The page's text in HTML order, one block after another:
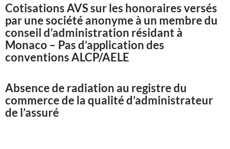
Cotisations AVS sur les honoraires versés
par une société anonyme à un membre du
conseil d’administration résidant à
Monaco – Pas d’application des
conventions ALCP/AELE
Absence de radiation au registre du
commerce de la qualité d’administrateur
de l’assuré